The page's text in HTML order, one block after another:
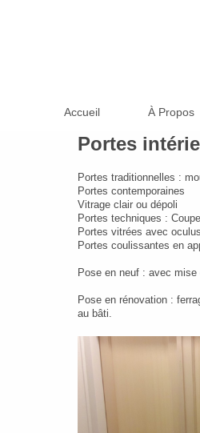
Accueil À Propos
Portes
Portes traditionnelles :
Portes contemporaines
Vitrage clair ou dépoli
Portes techniques :
Portes vitrées avec
Portes coulissantes en
Pose en neuf : avec
Pose en rénovation :
au bâti.